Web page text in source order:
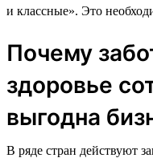
и классные». Это
Почему
здоровье
выгодна
В ряде стран действуют